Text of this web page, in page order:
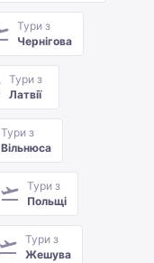
Тури з
Чернігова
Тури з
Латвії
Тури з
Вільнюса
Тури з
Польщі
Тури з
Жешува